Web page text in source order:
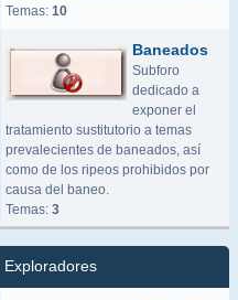
Temas: 10
Baneados
Subforo
dedicado a
exponer el
tratamiento sustitutorio a temas
prevalecientes de baneados, así
como de los ripeos prohibidos por
causa del baneo.
Temas: 3
Exploradores